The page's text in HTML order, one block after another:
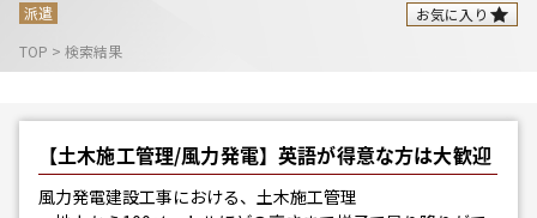
派遣
お気に入り
TOP > 検索結果
【土木施工管理/風力発電】英語が得意な方は大歓迎
風力発電建設工事における、土木施工管理